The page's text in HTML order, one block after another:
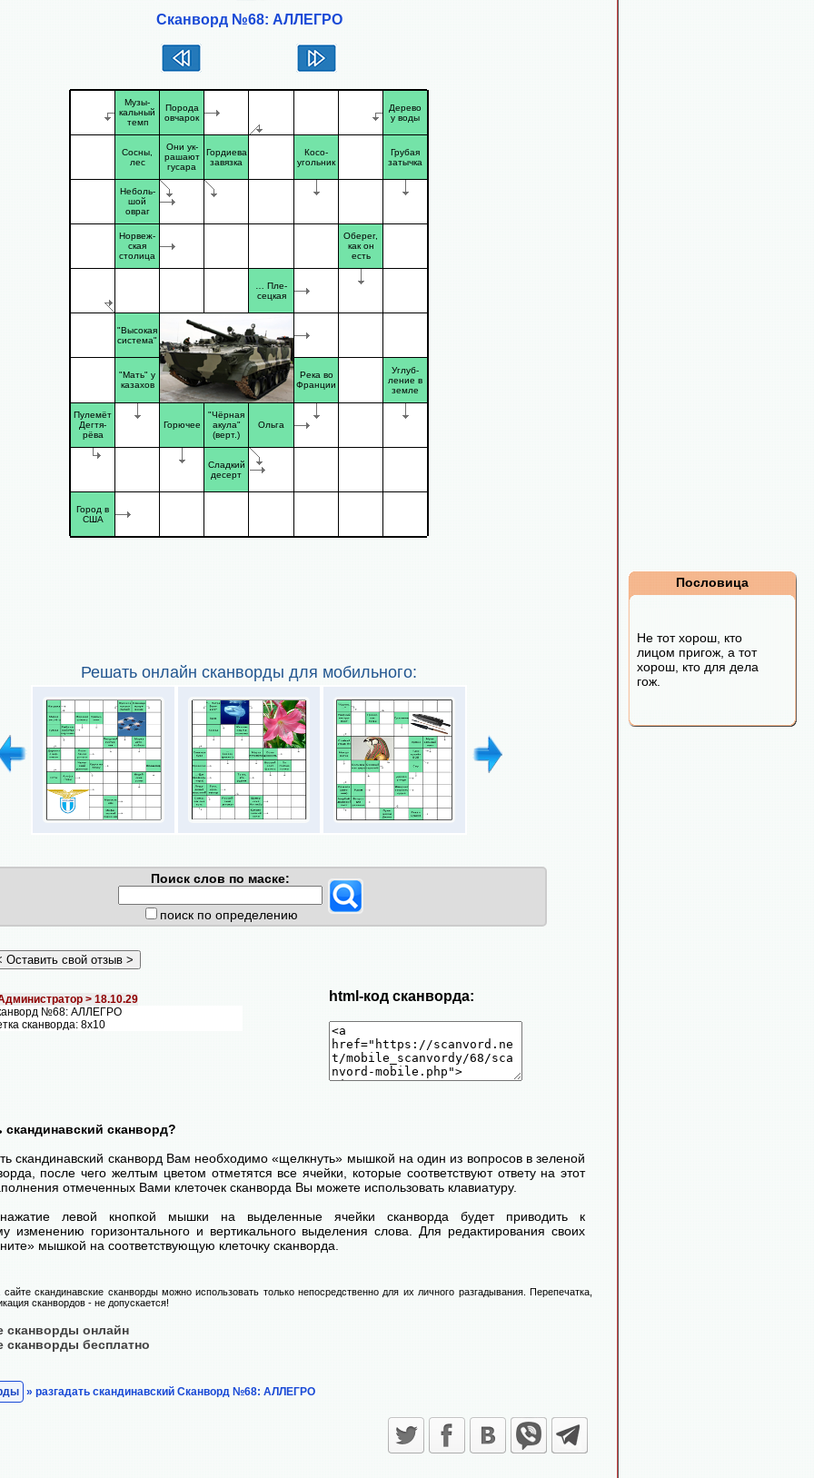
Сканворд №68: АЛЛЕГРО
Музы-
кальный
темп
Порода
овчарок
Дерево
у воды
Сосны,
лес
Они ук-
рашают
гусара
Гордиева
завязка
Косо-
угольник
Грубая
затычка
Неболь-
шой
овраг
Норвеж-
ская
столица
Оберег,
как он
есть
… Пле-
сецкая
"Высокая
система"
"Мать" у
казахов
Река во
Франции
Углуб-
ление в
земле
Пулемёт
Дегтя-
рёва
Горючее
"Чёрная
акула"
(верт.)
Ольга
Сладкий
десерт
Город в
США
Решать онлайн сканворды для мобильного:
Поиск слов по маске:
поиск по определению
>18.10.29
№68: АЛЛЕГРО
сканворда: 8х10
html-код сканворда:
скандинавский сканворд?
скандинавский сканворд Вам необходимо «щелкнуть» мышкой на один из вопросов в зеленой
после чего желтым цветом отметятся все ячейки, которые соответствуют ответу на этот
отмеченных Вами клеточек сканворда Вы можете использовать клавиатуру.
левой кнопкой мышки на выделенные ячейки сканворда будет приводить к
изменению горизонтального и вертикального выделения слова. Для редактирования своих
мышкой на соответствующую клеточку сканворда.
скандинавские сканворды можно использовать только непосредственно для их личного разгадывания. Перепечатка,
сканвордов - не допускается!
сканворды онлайн
сканворды бесплатно
» разгадать скандинавский Сканворд №68: АЛЛЕГРО
Пословица
Не тот хорош, кто
лицом пригож, а тот
хорош, кто для дела
гож.